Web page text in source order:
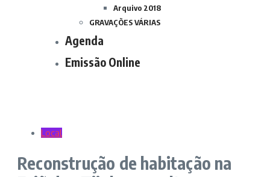
Arquivo 2018
GRAVAÇÕES VÁRIAS
Agenda
Emissão Online
Local
Reconstrução de habitação na